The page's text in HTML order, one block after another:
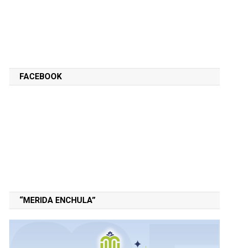
FACEBOOK
“MERIDA ENCHULA”